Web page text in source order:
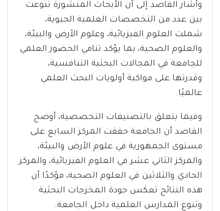
وأشار القاصد إلى أن الأبحاث المنشورة تنوعت
بين عدد من التخصصات العلمية الحيوية،
شملت العلوم الفيزيائية، وعلوم الأرض والبيئة،
والعلوم الصحية، بما يؤكد تنامي الحضور العلمي
للجامعة في المجالات البحثية التنافسية،
وقدرتها على مواكبة أولويات البحث العلمي
عالميًا.
وفيما يتعلق بالتصنيفات التخصصية، أوضح
القاصد أن الجامعة حققت المركز السابع على
مستوى الجمهورية في علوم الأرض والبيئة،
والمركز الثاني عشر في العلوم الفيزيائية، والمركز
الحادي والثلاثين في العلوم الصحية، مؤكدًا أن
هذه النتائج تعكس جودة المخرجات البحثية
وتنوع المدارس العلمية داخل الجامعة.